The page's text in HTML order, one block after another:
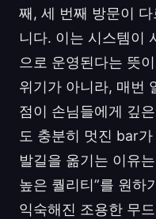
째, 세 번째 방문이
니다. 이는 시스템이
으로 운영된다는 뜻
위기가 아니라, 매번
점이 손님들에게 깊
도 충분히 멋진 bar
발길을 옮기는 이유
높은 퀄리티”를 원하
익숙해진 조용한 무